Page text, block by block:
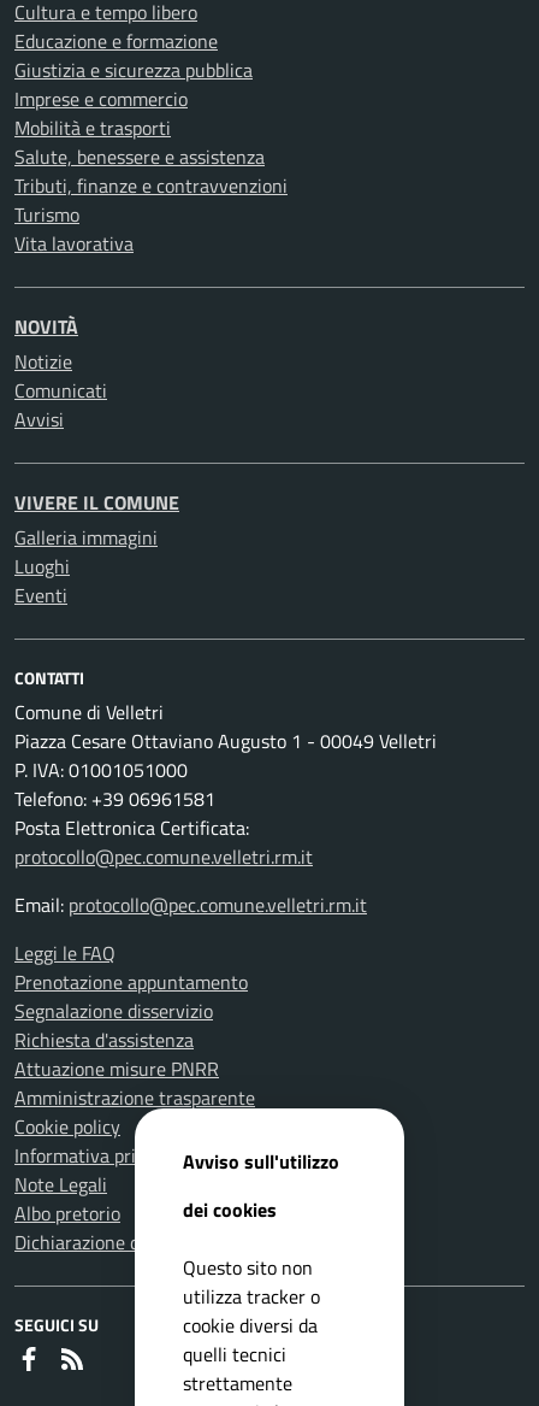
Cultura e tempo libero
Educazione e formazione
Giustizia e sicurezza pubblica
Imprese e commercio
Mobilità e trasporti
Salute, benessere e assistenza
Tributi, finanze e contravvenzioni
Turismo
Vita lavorativa
NOVITÀ
Notizie
Comunicati
Avvisi
VIVERE IL COMUNE
Galleria immagini
Luoghi
Eventi
CONTATTI
Comune di Velletri
Piazza Cesare Ottaviano Augusto 1 - 00049 Velletri
P. IVA: 01001051000
Telefono: +39 06961581
Posta Elettronica Certificata:
protocollo@pec.comune.velletri.rm.it
Email: protocollo@pec.comune.velletri.rm.it
Leggi le FAQ
Prenotazione appuntamento
Segnalazione disservizio
Richiesta d'assistenza
Attuazione misure PNRR
Amministrazione trasparente
Cookie policy
Informativa privacy
Note Legali
Albo pretorio
Dichiarazione di accessibilità
SEGUICI SU
Faceboook
Avviso sull'utilizzo
dei cookies
Questo sito non
utilizza tracker o
cookie diversi da
quelli tecnici
strettamente